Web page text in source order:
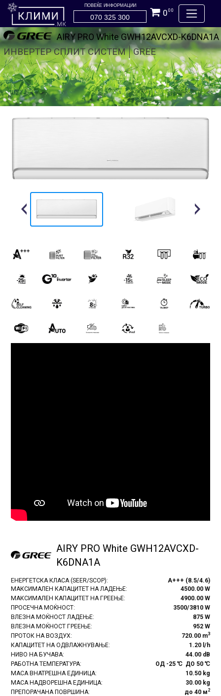
ПОВЕЌЕ ИНФОРМАЦИИ
070 325 300 000
AIRY PRO White GWH12AVCXD-K6DNA1A
ИНВЕРТЕР СПЛИТ СИСТЕМ GREE
Previous Next
AIRY PRO White GWH12AVCXD-
K6DNA1A
ЕНЕРГЕТСКА КЛАСА (SEER/SCOP):
A+++ (8.5/4.6)
МАКСИМАЛЕН КАПАЦИТЕТ НА ЛАДЕЊЕ:
4500.00 W
МАКСИМАЛЕН КАПАЦИТЕТ НА ГРЕЕЊЕ:
4900.00 W
ПРОСЕЧНА МОЌНОСТ:
3500/3810 W
ВЛЕЗНА МОЌНОСТ ЛАДЕЊЕ:
875 W
ВЛЕЗНА МОЌНОСТ ГРЕЕЊЕ:
952 W
ПРОТОК НА ВОЗДУХ:
720.00 m3
КАПАЦИТЕТ НА ОДВЛАЖНУВАЊЕ:
1.20 l/h
НИВО НА БУЧАВА:
44.00 dB
РАБОТНА ТЕМПЕРАТУРА:
ОД -25 ℃ ДО 50 ℃
МАСА ВНАТРЕШНА ЕДИНИЦА:
10.50 kg
МАСА НАДВОРЕШНА ЕДИНИЦА:
30.00 kg
ПРЕПОРАЧАНА ПОВРШИНА:
до 40 м2